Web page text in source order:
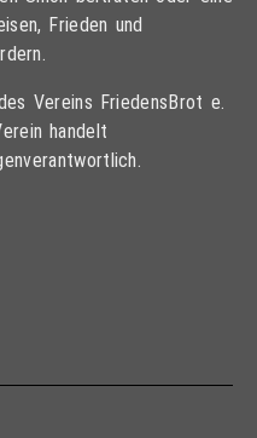
Frieden und
Vereins FriedensBrot e.
handelt